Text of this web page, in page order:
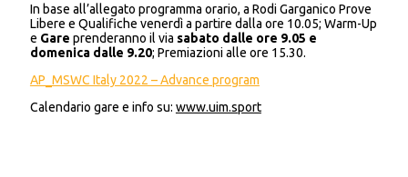
In base all’allegato programma orario, a Rodi Garganico Prove
Libere e Qualifiche venerdì a partire dalla ore 10.05; Warm-Up
e Gare prenderanno il via sabato dalle ore 9.05 e
domenica dalle 9.20; Premiazioni alle ore 15.30.
AP_MSWC Italy 2022 – Advance program
Calendario gare e info su: www.uim.sport